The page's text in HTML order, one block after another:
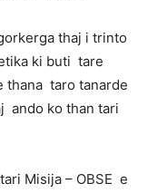
thaj i trinto
ki buti tare
thana taro tanarde
ando ko than tari
Misija – OBSE e